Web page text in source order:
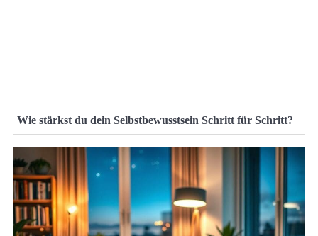
Wie stärkst du dein Selbstbewusstsein Schritt für Schritt?